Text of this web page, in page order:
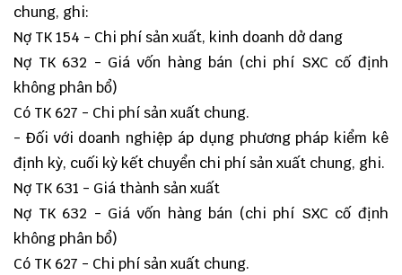
chung, ghi:
Nợ TK 154 - Chi phí sản xuất, kinh doanh dở dang
Nợ TK 632 - Giá vốn hàng bán (chi phí SXC cố định
không phân bổ)
Có TK 627 - Chi phí sản xuất chung.
- Đối với doanh nghiệp áp dụng phương pháp kiểm kê
định kỳ, cuối kỳ kết chuyển chi phí sản xuất chung, ghi.
Nợ TK 631 - Giá thành sản xuất
Nợ TK 632 - Giá vốn hàng bán (chi phí SXC cố định
không phân bổ)
Có TK 627 - Chi phí sản xuất chung.